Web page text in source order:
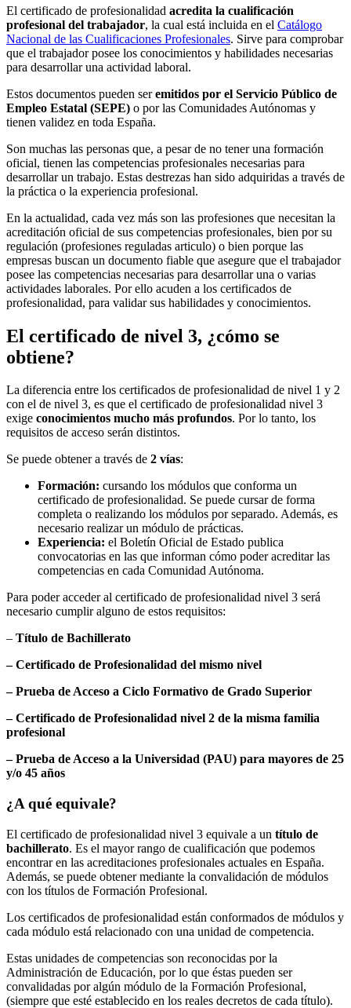
El certificado de profesionalidad acredita la cualificación
profesional del trabajador, la cual está incluida en el Catálogo
Nacional de las Cualificaciones Profesionales. Sirve para comprobar
que el trabajador posee los conocimientos y habilidades necesarias
para desarrollar una actividad laboral.
Estos documentos pueden seremitidos por el Servicio Público de
Empleo Estatal (SEPE) o por las Comunidades Autónomas y
tienen validez en toda España.
Son muchas las personas que, a pesar de no tener una formación
oficial, tienen las competencias profesionales necesarias para
desarrollar un trabajo. Estas destrezas han sido adquiridas a través de
la práctica o la experiencia profesional.
En la actualidad, cada vez más son las profesiones que necesitan la
acreditación oficial de sus competencias profesionales, bien por su
regulación (profesiones reguladas articulo) o bien porque las
empresas buscan un documento fiable que asegure que el trabajador
posee las competencias necesarias para desarrollar una o varias
actividades laborales. Por ello acuden a los certificados de
profesionalidad, para validar sus habilidades y conocimientos.
El certificado de nivel 3, ¿cómo se
obtiene?
La diferencia entre los certificados de profesionalidad de nivel 1 y 2
con el de nivel 3, es que el certificado de profesionalidad nivel 3
exige conocimientos mucho más profundos. Por lo tanto, los
requisitos de acceso serán distintos.
Se puede obtener a través de 2 vías:
Formación: cursando los módulos que conforma un
certificado de profesionalidad. Se puede cursar de forma
completa o realizando los módulos por separado. Además, es
necesario realizar un módulo de prácticas.
Experiencia: el Boletín Oficial de Estado publica
convocatorias en las que informan cómo poder acreditar las
competencias en cada Comunidad Autónoma.
Para poder acceder al certificado de profesionalidad nivel 3 será
necesario cumplir alguno de estos requisitos:
– Título de Bachillerato
– Certificado de Profesionalidad del mismo nivel
– Prueba de Acceso a Ciclo Formativo de Grado Superior
– Certificado de Profesionalidad nivel 2 de la misma familia
profesional
– Prueba de Acceso a la Universidad (PAU) para mayores de 25
y/o 45 años
¿A qué equivale?
El certificado de profesionalidad nivel 3 equivale a un título de
bachillerato. Es el mayor rango de cualificación que podemos
encontrar en las acreditaciones profesionales actuales en España.
Además, se puede obtener mediante la convalidación de módulos
con los títulos de Formación Profesional.
Los certificados de profesionalidad están conformados de módulos y
cada módulo está relacionado con una unidad de competencia.
Estas unidades de competencias son reconocidas por la
Administración de Educación, por lo que éstas pueden ser
convalidadas por algún módulo de la Formación Profesional,
(siempre que esté establecido en los reales decretos de cada título).